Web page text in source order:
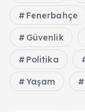
Fenerbahçe
Güvenlik
Politika
Yaşam